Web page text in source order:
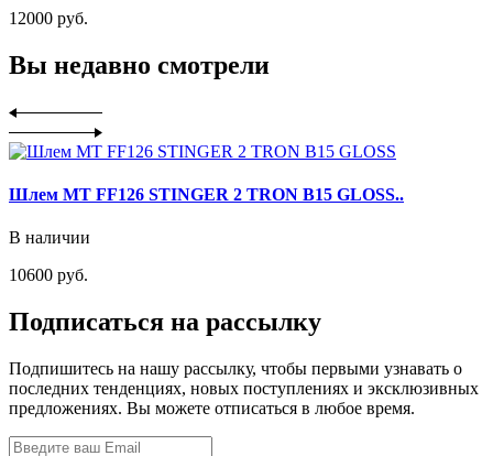
12000 руб.
Вы недавно смотрели
Шлем MT FF126 STINGER 2 TRON B15 GLOSS..
В наличии
10600 руб.
Подписаться на рассылку
Подпишитесь на нашу рассылку, чтобы первыми узнавать о
последних тенденциях, новых поступлениях и эксклюзивных
предложениях. Вы можете отписаться в любое время.